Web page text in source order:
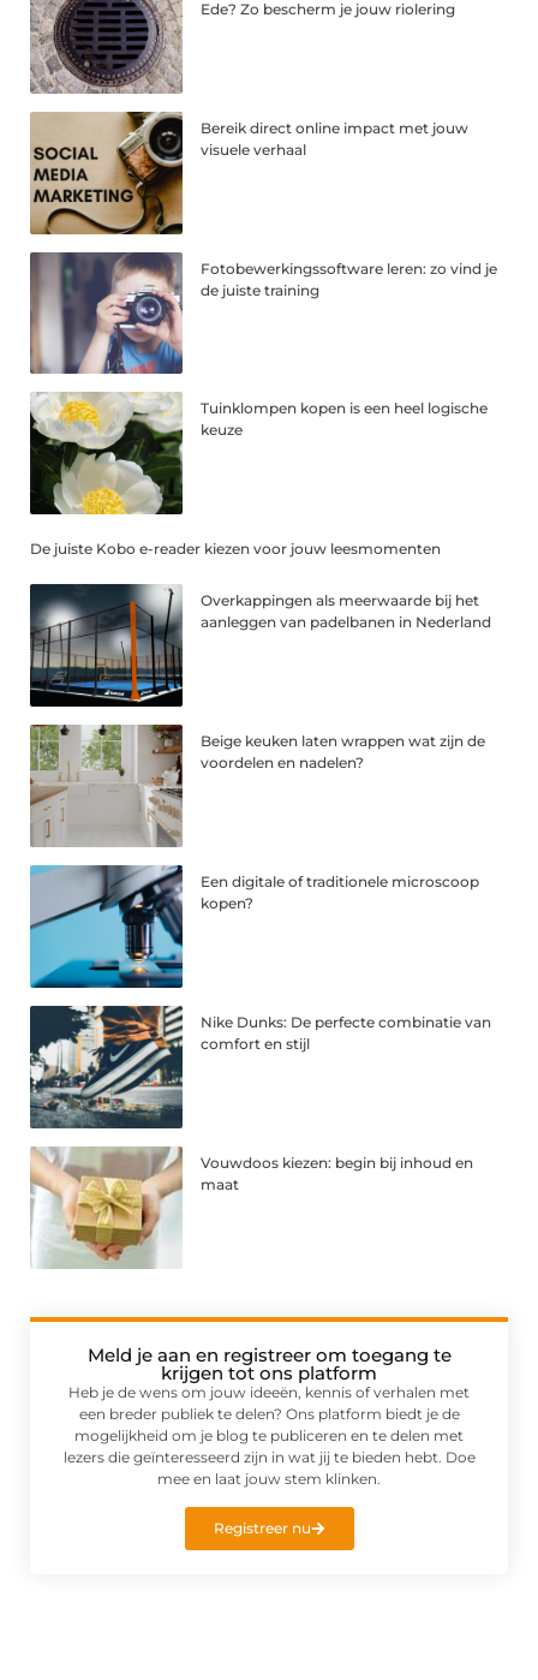
Ede? Zo bescherm je jouw riolering
Bereik direct online impact met jouw
visuele verhaal
Fotobewerkingssoftware leren: zo vind je
de juiste training
Tuinklompen kopen is een heel logische
keuze
De juiste Kobo e-reader kiezen voor jouw leesmomenten
Overkappingen als meerwaarde bij het
aanleggen van padelbanen in Nederland
Beige keuken laten wrappen wat zijn de
voordelen en nadelen?
Een digitale of traditionele microscoop
kopen?
Nike Dunks: De perfecte combinatie van
comfort en stijl
Vouwdoos kiezen: begin bij inhoud en
maat
Meld je aan en registreer om toegang te
krijgen tot ons platform
Heb je de wens om jouw ideeën, kennis of verhalen met
een breder publiek te delen? Ons platform biedt je de
mogelijkheid om je blog te publiceren en te delen met
lezers die geïnteresseerd zijn in wat jij te bieden hebt. Doe
mee en laat jouw stem klinken.
Registreer nu